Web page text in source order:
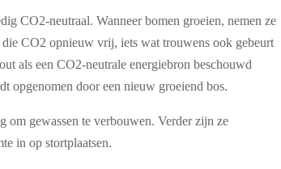
CO2-neutraal. Wanneer bomen groeien, nemen ze
CO2 opnieuw vrij, iets wat trouwens ook gebeurt
als een CO2-neutrale energiebron beschouwd
opgenomen door een nieuw groeiend bos.
om gewassen te verbouwen. Verder zijn ze
in op stortplaatsen.